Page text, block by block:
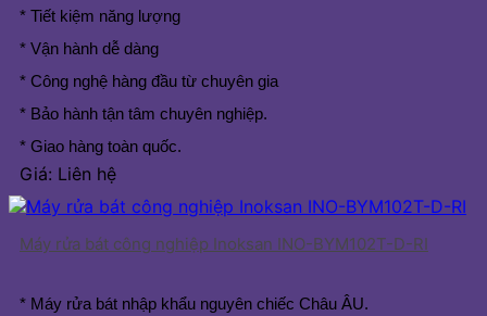
* Tiết kiệm năng lượng
* Vận hành dễ dàng
* Công nghệ hàng đầu từ chuyên gia
* Bảo hành tận tâm chuyên nghiệp.
* Giao hàng toàn quốc.
Giá: Liên hệ
Máy rửa bát công nghiệp Inoksan INO-BYM102T-D-RI
* Máy rửa bát nhập khẩu nguyên chiếc Châu ÂU.